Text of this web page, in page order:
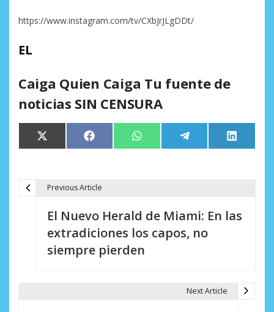
https://www.instagram.com/tv/CXbJrJLgDDt/
EL
Caiga Quien Caiga Tu fuente de
noticias SIN CENSURA
Compartir
en
X
(Twitter)
Compartir
en
Facebook Compartir
en
WhatsApp Compartir
en
Telegram
en
LinkedIn
Previous Article
El Nuevo Herald de Miami: En las
extradiciones los capos, no
siempre pierden
Next Article